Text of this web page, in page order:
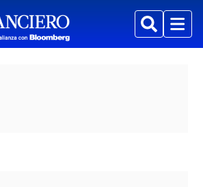
BuscarMenu